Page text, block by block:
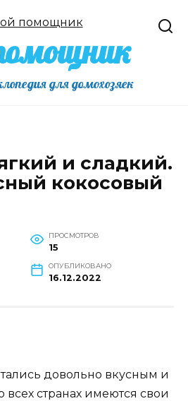
для домохозяек
и сладкий.
кокосовый
ПРОСМОТРОВ
15
ОПУБЛИКОВАНО
16.12.2022
довольно вкусным и
странах имеются свои